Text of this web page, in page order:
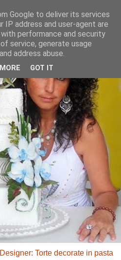
Torte decorate in pasta
Google to deliver its services
IP address and user-agent are
performance and security
service, generate usage
address abuse.
GOT IT